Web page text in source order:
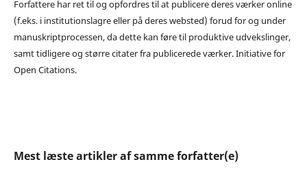
Forfattere har ret til og opfordres til at publicere deres værker online
(f.eks. i institutionslagre eller på deres websted) forud for og under
manuskriptprocessen, da dette kan føre til produktive udvekslinger,
samt tidligere og større citater fra publicerede værker. Initiative for
Open Citations.
Mest læste artikler af samme forfatter(e)